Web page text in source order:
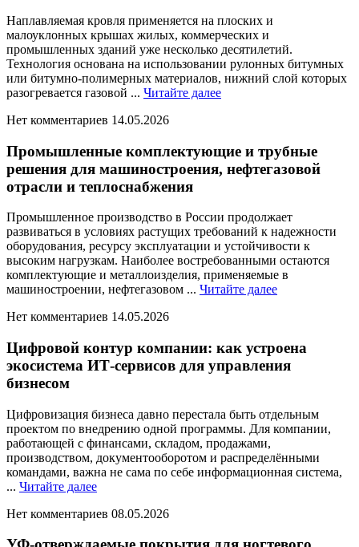
Наплавляемая кровля применяется на плоских и
малоуклонных крышах жилых, коммерческих и
промышленных зданий уже несколько десятилетий.
Технология основана на использовании рулонных битумных
или битумно-полимерных материалов, нижний слой которых
разогревается газовой ... Читайте далееЧитайте
Нет комментариев 14.05.2026
Промышленные комплектующие и трубные
решения для машиностроения, нефтегазовой
отрасли и теплоснабжения
Промышленное производство в России продолжает
развиваться в условиях растущих требований к надежности
оборудования, ресурсу эксплуатации и устойчивости к
высоким нагрузкам. Наиболее востребованными остаются
комплектующие и металлоизделия, применяемые в
машиностроении, нефтегазовом ... Читайте далееЧитайте
Нет комментариев 14.05.2026
Цифровой контур компании: как устроена
экосистема ИТ-сервисов для управления
бизнесом
Цифровизация бизнеса давно перестала быть отдельным
проектом по внедрению одной программы. Для компании,
работающей с финансами, складом, продажами,
производством, документооборотом и распределёнными
командами, важна не сама по себе информационная система,
... Читайте далееЧитайте
Нет комментариев 08.05.2026